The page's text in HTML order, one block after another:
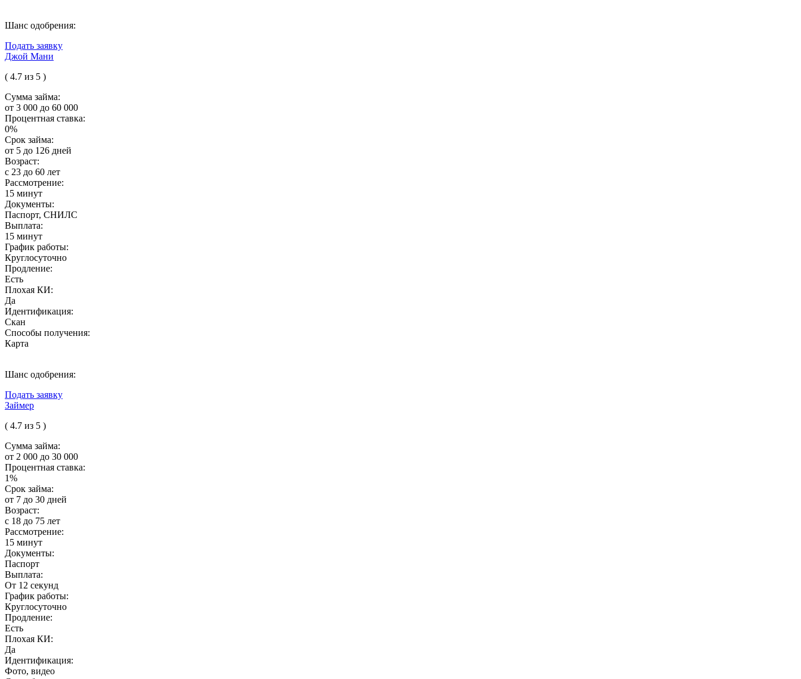
Шанс одобрения:
Подать заявку
Джой Мани
( 4.7 из 5 )
Сумма займа:
от 3 000 до 60 000
Процентная ставка:
0%
Срок займа:
от 5 до 126 дней
Возраст:
с 23 до 60 лет
Рассмотрение:
15 минут
Документы:
Паспорт, СНИЛС
Выплата:
15 минут
График работы:
Круглосуточно
Продление:
Есть
Плохая КИ:
Да
Идентификация:
Скан
Способы получения:
Карта
Шанс одобрения:
Подать заявку
Займер
( 4.7 из 5 )
Сумма займа:
от 2 000 до 30 000
Процентная ставка:
1%
Срок займа:
от 7 до 30 дней
Возраст:
с 18 до 75 лет
Рассмотрение:
15 минут
Документы:
Паспорт
Выплата:
От 12 секунд
График работы:
Круглосуточно
Продление:
Есть
Плохая КИ:
Да
Идентификация:
Фото, видео